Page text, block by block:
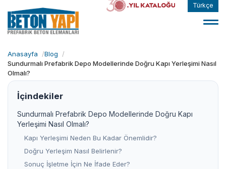
Türkçe
Anasayfa
Blog
Sundurmalı Prefabrik Depo Modellerinde Doğru Kapı Yerleşimi Nasıl
Olmalı?
İçindekiler
Sundurmalı Prefabrik Depo Modellerinde Doğru Kapı
Yerleşimi Nasıl Olmalı?
Kapı Yerleşimi Neden Bu Kadar Önemlidir?
Doğru Yerleşim Nasıl Belirlenir?
Sonuç İşletme İçin Ne İfade Eder?